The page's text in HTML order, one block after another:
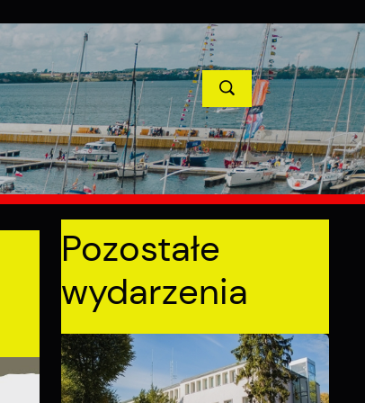
PROJEKTY UNIJNE KONTAKT
POPRZEDNI NASTĘPNY
Pozostałe
wydarzenia